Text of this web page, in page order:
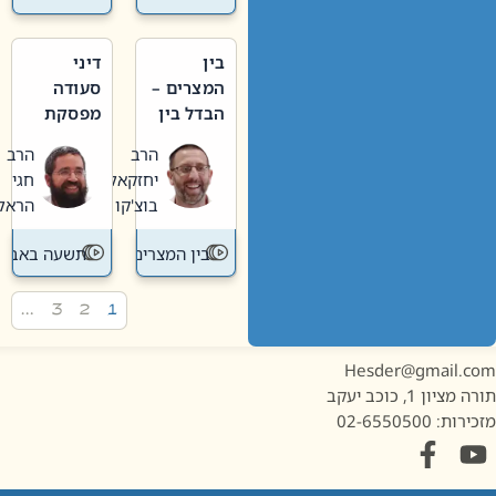
בין
המצרים –
הבדל בין
חדשה
לישנה
הרב
יחזקאל
בוצ'קו
בין המצרים
דיני
סעודה
מפסקת
תשעה
באב
הרב
חגי
הראל
תשעה באב
1, כוכב יעקב
02-6550500